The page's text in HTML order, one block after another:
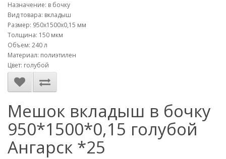
Назначение: в бочку
Вид товара: вкладыш
Размер: 950х1500х0,15 мм
Толщина: 150 мкм
Объем: 240 л
Материал: полиэтилен
Цвет: голубой
Мешок вкладыш в бочку
950*1500*0,15 голубой
Ангарск *25